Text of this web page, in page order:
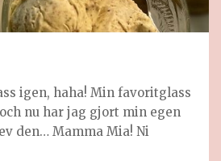
igen, haha! Min favoritglass
nu har jag gjort min egen
den… Mamma Mia! Ni